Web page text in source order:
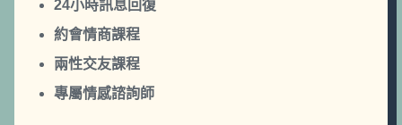
24小時訊息回復
約會情商課程
兩性交友課程
專屬情感諮詢師